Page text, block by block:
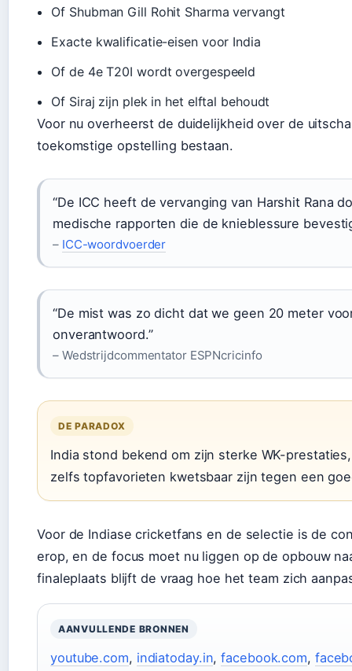
Of Shubman Gill Rohit Sharma vervangt
Exacte kwalificatie-eisen voor India
Of de 4e T20I wordt overgespeeld
Of Siraj zijn plek in het elftal behoudt
Voor nu overheerst de duidelijkheid over de
toekomstige opstelling bestaan.
“De ICC heeft de vervanging van Harshit Rana
medische rapporten die de knieblessure
– ICC-woordvoerder
“De mist was zo dicht dat we geen 20 meter
onverantwoord.”
– Wedstrijdcommentator ESPNcricinfo
DE PARADOX
India stond bekend om zijn sterke WK-
zelfs topfavorieten kwetsbaar zijn tegen een
Voor de Indiase cricketfans en de selectie is de
erop, en de focus moet nu liggen op de opbouw
finaleplaats blijft de vraag hoe het team zich
AANVULLENDE BRONNEN
youtube.com, indiatoday.in,facebook.com,